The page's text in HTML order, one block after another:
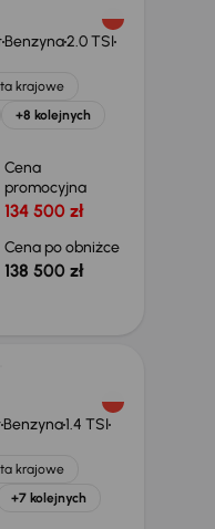
Benzyna2.0 TSI
krajowe
+8 kolejnych
Cena
promocyjna
134 500 zł
Cena po obniżce
138 500 zł
Benzyna1.4 TSI
krajowe
+7 kolejnych